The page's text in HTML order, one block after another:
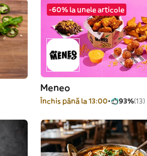
-60% la unele articole
Meneo
Închis până la 13:00 93%(13)